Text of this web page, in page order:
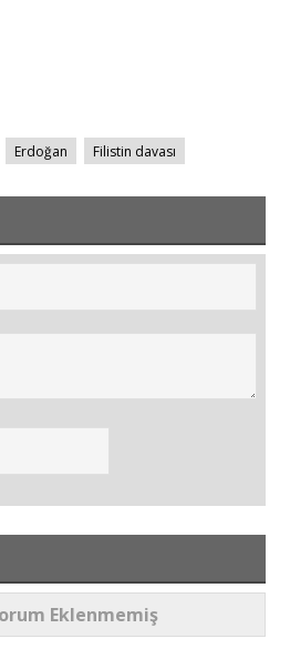
Erdoğan Filistin davası
Eklenmemiş